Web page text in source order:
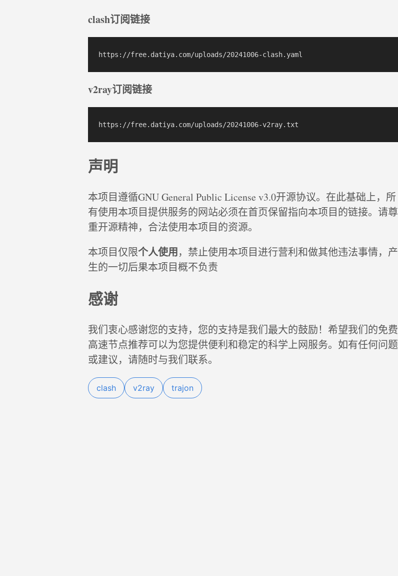
clash订阅链接
v2ray订阅链接
声明
本项目遵循GNU General Public License v3.0开源协议。在此基础上，所
有使用本项目提供服务的网站必须在首页保留指向本项目的链接。请尊
重开源精神，合法使用本项目的资源。
本项目仅限个人使用，禁止使用本项目进行营利和做其他违法事情，产
生的一切后果本项目概不负责
感谢
我们衷心感谢您的支持，您的支持是我们最大的鼓励！希望我们的免费
高速节点推荐可以为您提供便利和稳定的科学上网服务。如有任何问题
或建议，请随时与我们联系。
clash v2ray trajon